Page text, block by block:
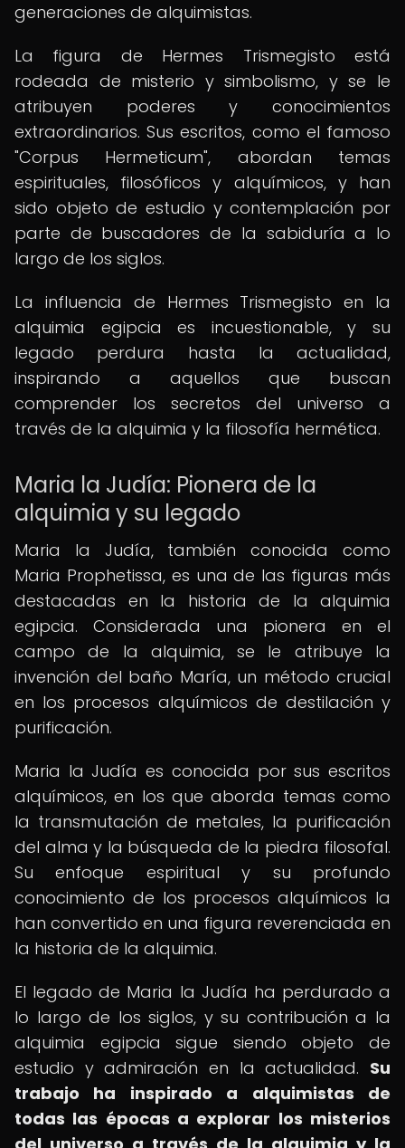
generaciones de alquimistas.
La figura de Hermes Trismegisto está
rodeada de misterio y simbolismo, y se le
atribuyen poderes y conocimientos
extraordinarios. Sus escritos, como el famoso
"Corpus Hermeticum", abordan temas
espirituales, filosóficos y alquímicos, y han
sido objeto de estudio y contemplación por
parte de buscadores de la sabiduría a lo
largo de los siglos.
La influencia de Hermes Trismegisto en la
alquimia egipcia es incuestionable, y su
legado perdura hasta la actualidad,
inspirando a aquellos que buscan
comprender los secretos del universo a
través de la alquimia y la filosofía hermética.
Maria la Judía: Pionera de la
alquimia y su legado
Maria la Judía, también conocida como
Maria Prophetissa, es una de las figuras más
destacadas en la historia de la alquimia
egipcia. Considerada una pionera en el
campo de la alquimia, se le atribuye la
invención del baño María, un método crucial
en los procesos alquímicos de destilación y
purificación.
Maria la Judía es conocida por sus escritos
alquímicos, en los que aborda temas como
la transmutación de metales, la purificación
del alma y la búsqueda de la piedra filosofal.
Su enfoque espiritual y su profundo
conocimiento de los procesos alquímicos la
han convertido en una figura reverenciada en
la historia de la alquimia.
El legado de Maria la Judía ha perdurado a
lo largo de los siglos, y su contribución a la
alquimia egipcia sigue siendo objeto de
estudio y admiración en la actualidad. Su
trabajo ha inspirado a alquimistas de
todas las épocas a explorar los misterios